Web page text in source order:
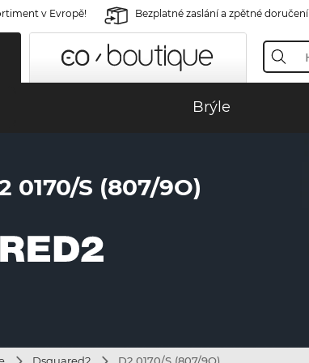
v Evropě! Bezplatné zaslání a zpětné doručení
Brýle
0170/S (807/9O)